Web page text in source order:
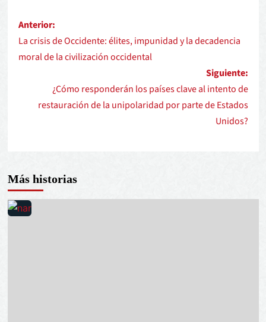
Anterior:
La crisis de Occidente: élites, impunidad y la decadencia
moral de la civilización occidental
Siguiente:
¿Cómo responderán los países clave al intento de
restauración de la unipolaridad por parte de Estados
Unidos?
Más historias